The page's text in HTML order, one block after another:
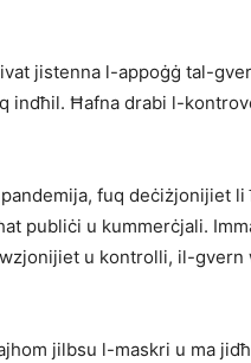
jistenna l-appoġġ tal-
indħil. Ħafna drabi l-
fuq deċiżjonijiet
publiċi u kummerċjali.
u kontrolli, il-
jilbsu l-maskri u ma